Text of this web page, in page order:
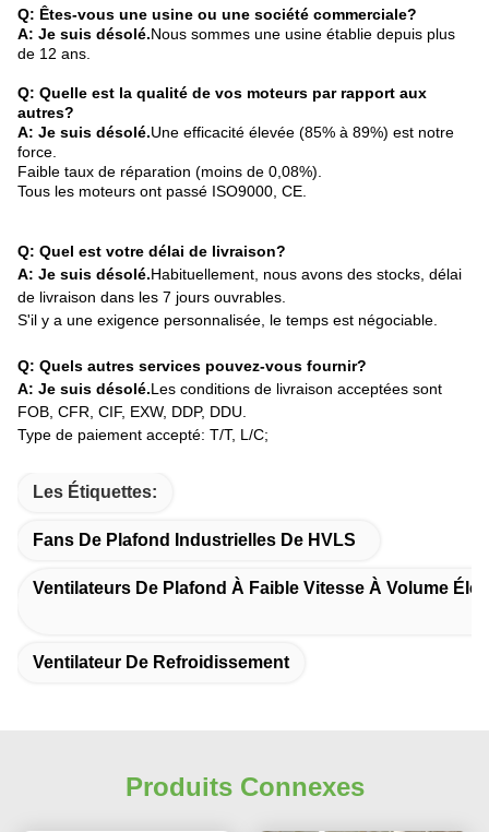
Q: Êtes-vous une usine ou une société commerciale?
A: Je suis désolé.Nous sommes une usine établie depuis plus
de 12 ans.
Q: Quelle est la qualité de vos moteurs par rapport aux
autres?
A: Je suis désolé.Une efficacité élevée (85% à 89%) est notre
force.
Faible taux de réparation (moins de 0,08%).
Tous les moteurs ont passé ISO9000, CE.
Q: Quel est votre délai de livraison?
A: Je suis désolé.Habituellement, nous avons des stocks, délai
de livraison dans les 7 jours ouvrables.
S'il y a une exigence personnalisée, le temps est négociable.
Q: Quels autres services pouvez-vous fournir?
A: Je suis désolé.Les conditions de livraison acceptées sont
FOB, CFR, CIF, EXW, DDP, DDU.
Type de paiement accepté: T/T, L/C;
Les Étiquettes:
Fans De Plafond Industrielles De HVLS
Ventilateurs De Plafond À Faible Vitesse À Volume
Ventilateur De Refroidissement
Produits Connexes